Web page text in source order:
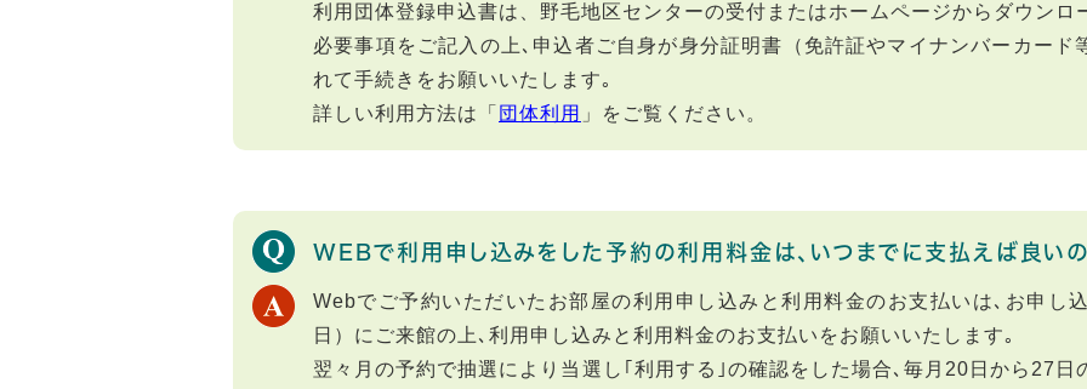
利用団体登録申込書は、野毛地区センターの受付またはホームページからダウンロ
必要事項をご記入の上､申込者ご自身が身分証明書（免許証やマイナンバーカード
れて手続きをお願いいたします｡
詳しい利用方法は「 団体利用 」をご覧ください。
WEBで利用申し込みをした予約の利用料金は、いつまでに支払えば良いの
Webでご予約いただいたお部屋の利用申し込みと利用料金のお支払いは､お申し
日）にご来館の上､利用申し込みと利用料金のお支払いをお願いいたします｡
翌々月の予約で抽選により当選し｢利用する｣の確認をした場合､毎月20日から27日